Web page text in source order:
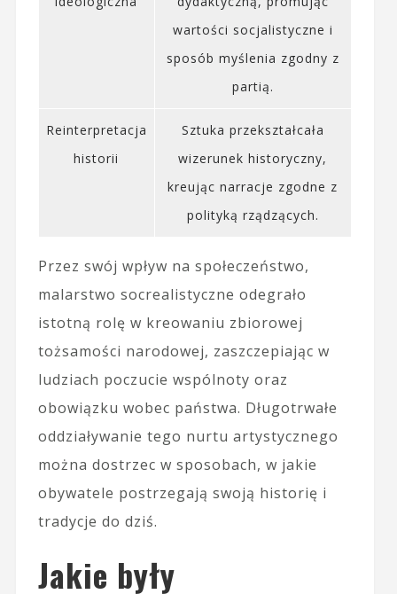
wartości socjalistyczne i
sposób myślenia zgodny z
partią.
Reinterpretacja
historii
Sztuka przekształcała
wizerunek historyczny,
kreując narracje zgodne z
polityką rządzących.
Przez swój wpływ na społeczeństwo,
malarstwo socrealistyczne odegrało
istotną rolę w kreowaniu zbiorowej
tożsamości narodowej, zaszczepiając w
ludziach poczucie wspólnoty oraz
obowiązku wobec państwa. Długotrwałe
oddziaływanie tego nurtu artystycznego
można dostrzec w sposobach, w jakie
obywatele postrzegają swoją historię i
tradycje do dziś.
Jakie były